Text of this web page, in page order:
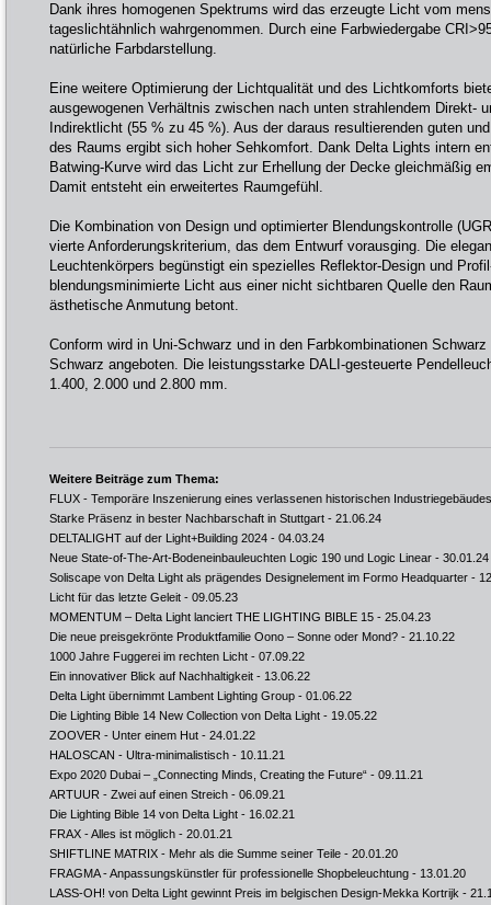
Dank ihres homogenen Spektrums wird das erzeugte Licht vom
tageslichtähnlich wahrgenommen. Durch eine Farbwiedergabe
natürliche Farbdarstellung.
Eine weitere Optimierung der Lichtqualität und des Lichtkomforts
ausgewogenen Verhältnis zwischen nach unten strahlendem Direkt-
Indirektlicht (55 % zu 45 %). Aus der daraus resultierenden guten
des Raums ergibt sich hoher Sehkomfort. Dank Delta Lights intern
Batwing-Kurve wird das Licht zur Erhellung der Decke gleichmäßig
Damit entsteht ein erweitertes Raumgefühl.
Die Kombination von Design und optimierter Blendungskontrolle
vierte Anforderungskriterium, das dem Entwurf vorausging. Die
Leuchtenkörpers begünstigt ein spezielles Reflektor-Design und
blendungsminimierte Licht aus einer nicht sichtbaren Quelle den
ästhetische Anmutung betont.
Conform wird in Uni-Schwarz und in den Farbkombinationen
Schwarz angeboten. Die leistungsstarke DALI-gesteuerte
1.400, 2.000 und 2.800 mm.
Weitere Beiträge zum Thema:
FLUX - Temporäre Inszenierung eines verlassenen historischen
Starke Präsenz in bester Nachbarschaft in Stuttgart - 21.06.24
DELTALIGHT auf der Light+Building 2024 - 04.03.24
Neue State-of-The-Art-Bodeneinbauleuchten Logic 190 und Logic Linear - 30.01.24
Soliscape von Delta Light als prägendes Designelement im Formo Headquarter -
Licht für das letzte Geleit - 09.05.23
MOMENTUM – Delta Light lanciert THE LIGHTING BIBLE 15 - 25.04.23
Die neue preisgekrönte Produktfamilie Oono – Sonne oder Mond? - 21.10.22
1000 Jahre Fuggerei im rechten Licht - 07.09.22
Ein innovativer Blick auf Nachhaltigkeit - 13.06.22
Delta Light übernimmt Lambent Lighting Group - 01.06.22
Die Lighting Bible 14 New Collection von Delta Light - 19.05.22
ZOOVER - Unter einem Hut - 24.01.22
HALOSCAN - Ultra-minimalistisch - 10.11.21
Expo 2020 Dubai – „Connecting Minds, Creating the Future“ - 09.11.21
ARTUUR - Zwei auf einen Streich - 06.09.21
Die Lighting Bible 14 von Delta Light - 16.02.21
FRAX - Alles ist möglich - 20.01.21
SHIFTLINE MATRIX - Mehr als die Summe seiner Teile - 20.01.20
FRAGMA - Anpassungskünstler für professionelle Shopbeleuchtung - 13.01.20
LASS-OH! von Delta Light gewinnt Preis im belgischen Design-Mekka Kortrijk -